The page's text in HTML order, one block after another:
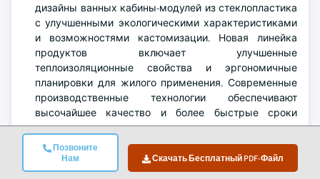
Позвоните
Нам
Скачать Бесплатный PDF-Файл
дизайны ванных кабины-модулей из стеклопластика
с улучшенными экологическими характеристиками
и возможностями кастомизации. Новая линейка
продуктов включает улучшенные
теплоизоляционные свойства и эргономичные
планировки для жилого применения. Современные
производственные технологии обеспечивают
высочайшее качество и более быстрые сроки
производства для проектов многоквартирного
жилья.
В декабре 2025 года Guerdon Modular Buildings
представила премиальные системы ванных комнат